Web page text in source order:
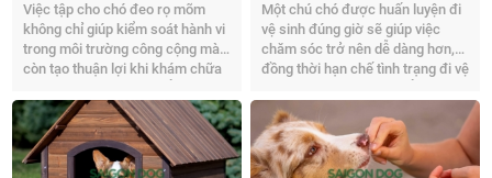
Việc tập cho chó đeo rọ mõm
không chỉ giúp kiểm soát hành vi
trong môi trường công cộng mà
còn tạo thuận lợi khi khám chữa
này, Sài Gòn Dog sẽ chia sẻ cách
dạy chó làm quen với rọ mõm,
giúp thú cưng thích nghi một
cách tự nhiên, giảm căng thẳng
Một chú chó được huấn luyện đi
vệ sinh đúng giờ sẽ giúp việc
chăm sóc trở nên dễ dàng hơn,
đồng thời hạn chế tình trạng đi vệ
này, hãy cùng Sài Gòn Dog tìm
hiểu cách dạy chó đi vệ sinh
đúng giờ hiệu quả, giúp thú cưng
nhanh chóng hình thành thói